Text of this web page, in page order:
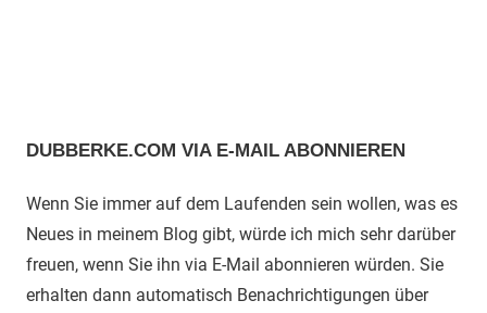
DUBBERKE.COM VIA E-MAIL ABONNIEREN
Wenn Sie immer auf dem Laufenden sein wollen, was es
Neues in meinem Blog gibt, würde ich mich sehr darüber
freuen, wenn Sie ihn via E-Mail abonnieren würden. Sie
erhalten dann automatisch Benachrichtigungen über